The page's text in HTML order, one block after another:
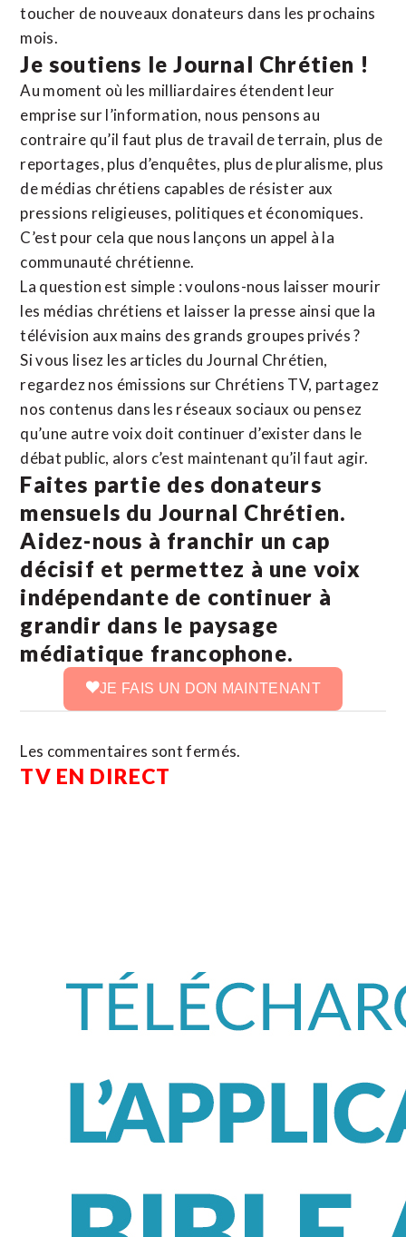
toucher de nouveaux donateurs dans les prochains
mois.
Je soutiens le Journal Chrétien !
Au moment où les milliardaires étendent leur
emprise sur l’information, nous pensons au
contraire qu’il faut plus de travail de terrain, plus de
reportages, plus d’enquêtes, plus de pluralisme, plus
de médias chrétiens capables de résister aux
pressions religieuses, politiques et économiques.
C’est pour cela que nous lançons un appel à la
communauté chrétienne.
La question est simple : voulons-nous laisser mourir
les médias chrétiens et laisser la presse ainsi que la
télévision aux mains des grands groupes privés ?
Si vous lisez les articles du Journal Chrétien,
regardez nos émissions sur Chrétiens TV, partagez
nos contenus dans les réseaux sociaux ou pensez
qu’une autre voix doit continuer d’exister dans le
débat public, alors c’est maintenant qu’il faut agir.
Faites partie des donateurs
mensuels du Journal Chrétien.
Aidez-nous à franchir un cap
décisif et permettez à une voix
indépendante de continuer à
grandir dans le paysage
médiatique francophone.
JE FAIS UN DON MAINTENANT
Les commentaires sont fermés.
TV EN DIRECT